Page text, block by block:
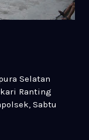
Selatan
Ranting
Sabtu